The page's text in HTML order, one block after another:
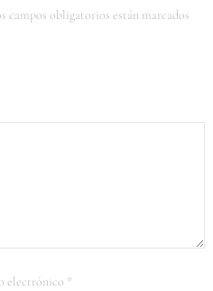
campos obligatorios están marcados
electrónico *